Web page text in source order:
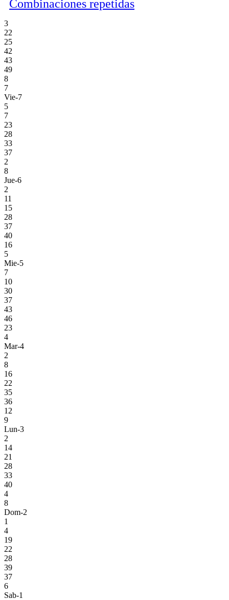
Combinaciones repetidas
3
22
25
42
43
49
8
7
Vie-7
5
7
23
28
33
37
2
8
Jue-6
2
11
15
28
37
40
16
5
Mie-5
7
10
30
37
43
46
23
4
Mar-4
2
8
16
22
35
36
12
9
Lun-3
2
14
21
28
33
40
4
8
Dom-2
1
4
19
22
28
39
37
6
Sab-1